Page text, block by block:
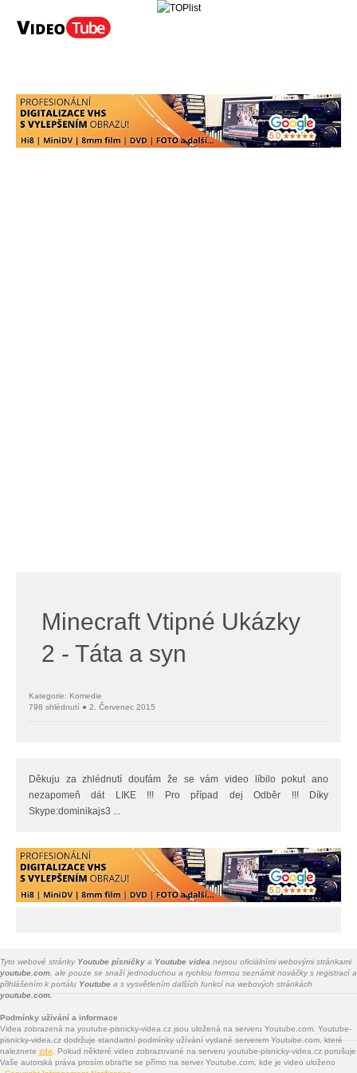
Minecraft Vtipné Ukázky
2 - Táta a syn
Kategorie: Komedie
798 shlédnutí ● 2. Červenec 2015
Děkuju za zhlédnutí doufám že se vám video líbilo pokut ano
nezapomeň dát LIKE !!! Pro případ dej Odběr !!! Díky
Skype:dominikajs3 ...
Tyto webové stránky Youtube písničky a Youtube videa nejsou oficiálními webovými stránkami
youtube.com , ale pouze se snaží jednoduchou a rychlou formou seznámit nováčky s registrací a
přihlášením k portálu Youtube a s vysvětlením dalších funkcí na webových stránkách
youtube.com.
Podmínky užívání a informace
Videa zobrazená na youtube-pisnicky-videa.cz jsou uložená na serveru Youtube.com. Youtube-
pisnicky-videa.cz dodržuje standartní podmínky užívání vydané serverem Youtube.com, které
naleznete zde . Pokud některé video zobrazované na serveru youtube-pisnicky-videa.cz porušuje
Vaše autorská práva prosím obraťte se přímo na server Youtube.com, kde je video uloženo